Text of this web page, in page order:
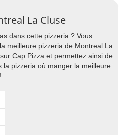
La Cluse
dans cette pizzeria ? Vous
meilleure pizzeria de Montreal La
Cap Pizza et permettez ainsi de
la pizzeria où manger la meilleure